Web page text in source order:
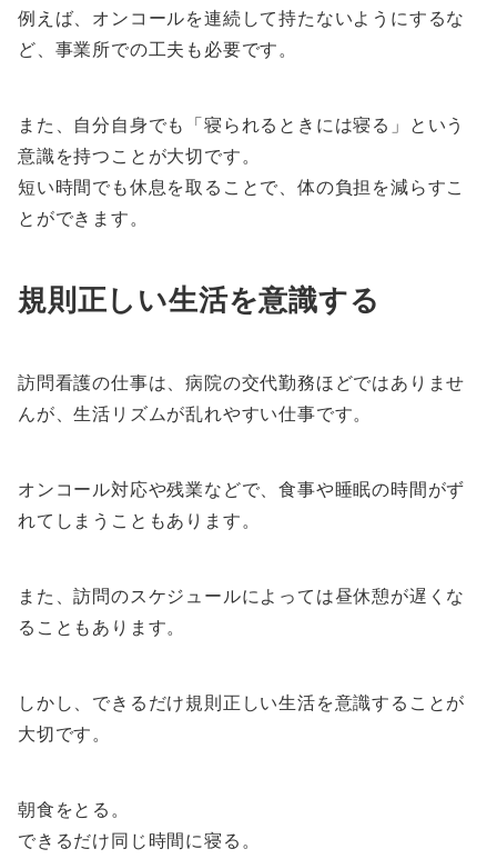
例えば、オンコールを連続して持たないようにするな
ど、事業所での工夫も必要です。
また、自分自身でも「寝られるときには寝る」という
意識を持つことが大切です。
短い時間でも休息を取ることで、体の負担を減らすこ
とができます。
規則正しい生活を意識する
訪問看護の仕事は、病院の交代勤務ほどではありませ
んが、生活リズムが乱れやすい仕事です。
オンコール対応や残業などで、食事や睡眠の時間がず
れてしまうこともあります。
また、訪問のスケジュールによっては昼休憩が遅くな
ることもあります。
しかし、できるだけ規則正しい生活を意識することが
大切です。
朝食をとる。
できるだけ同じ時間に寝る。